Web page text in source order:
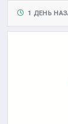
1 ДЕНЬ